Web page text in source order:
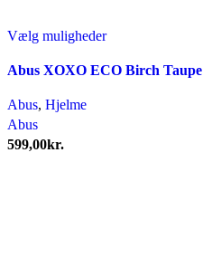
Vælg mulighederDette
har
Abus XOXO ECO Birch Taupe
Abus, Hjelme
Abus
599,00kr.